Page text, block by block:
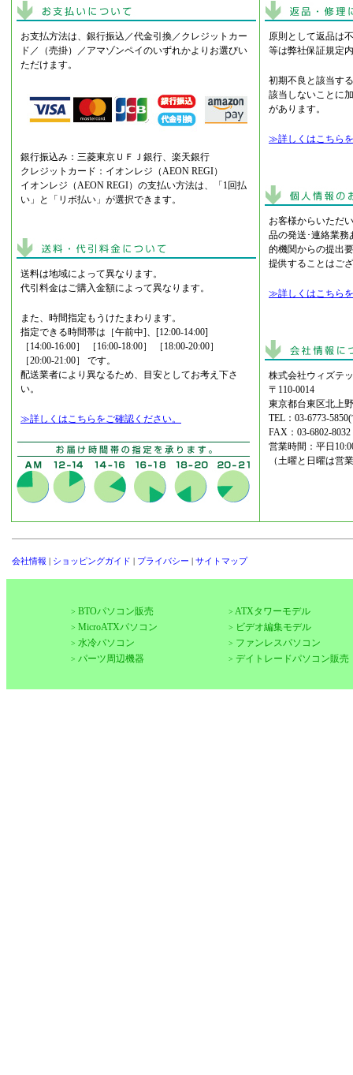
お支払方法は、銀行振込／代金引換／クレジットカー
ド／（売掛）／アマゾンペイのいずれかよりお選びい
ただけます。
銀行振込み：三菱東京ＵＦＪ銀行、楽天銀行
クレジットカード：イオンレジ（AEON REGI）
イオンレジ（AEON REGI）の支払い方法は、「1回払
い」と「リボ払い」が選択できます。
送料は地域によって異なります。
代引料金はご購入金額によって異なります。
また、時間指定もうけたまわります。
指定できる時間帯は［午前中]、[12:00-14:00]
［14:00-16:00］ ［16:00-18:00］ ［18:00-20:00］
［20:00-21:00］ です。
配送業者により異なるため、目安としてお考え下さ
い。
≫詳しくはこちらをご確認ください。
原則として返品は
等は弊社保証規定
初期不良と該当す
該当しないことに
があります。
≫詳しくはこちら
お客様からいただ
品の発送･連絡業務
的機関からの提出
提供することはご
≫詳しくはこちら
株式会社ウィズテ
〒110-0014
東京都台東区北上
TEL：03-6773-
FAX：03-6802-8032
営業時間：平日
（土曜と日曜は営
会社情報 | ショッピングガイド | プライバシー | サイトマップ
> BTOパソコン販売 > ATXタワーモデル
> MicroATXパソコン > ビデオ編集モデル
> 水冷パソコン > ファンレスパソコン
> パーツ周辺機器 > デイトレードパソコン販売